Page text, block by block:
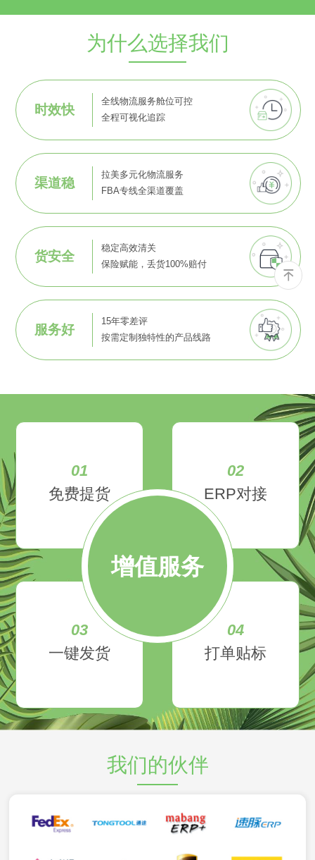
为什么选择我们
时效快
全线物流服务舱位可控
全程可视化追踪
渠道稳
拉美多元化物流服务
FBA专线全渠道覆盖
货安全
稳定高效清关
保险赋能，丢货100%赔付
服务好
15年零差评
按需定制独特性的产品线路
增值服务
01
免费提货
02
ERP对接
03
一键发货
04
打单贴标
我们的伙伴